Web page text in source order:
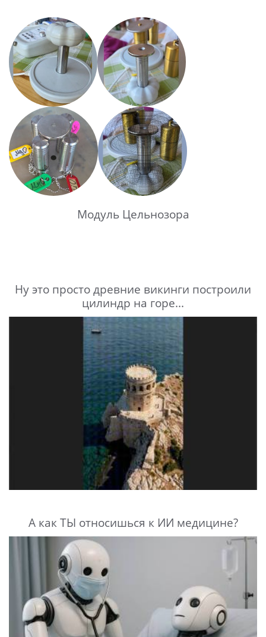
Модуль Цельнозора
Ну это просто древние викинги построили
цилиндр на горе...
А как ТЫ относишься к ИИ медицине?